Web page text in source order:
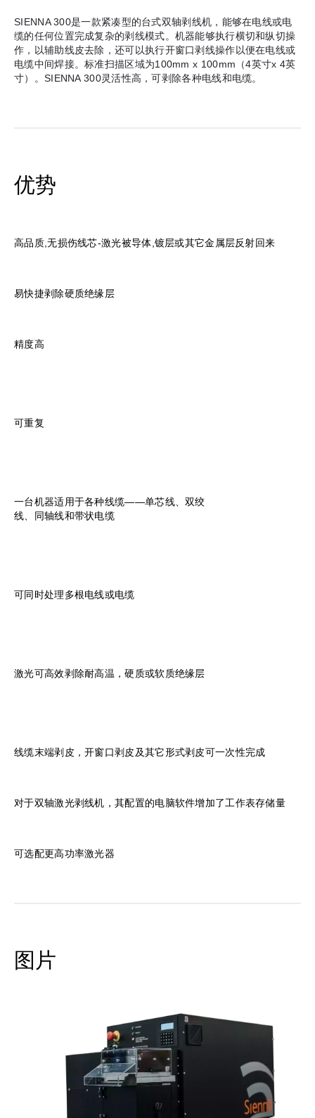
SIENNA 300是一款紧凑型的台式双轴剥线机，能够在电线或电
缆的任何位置完成复杂的剥线模式。机器能够执行横切和纵切操
作，以辅助线皮去除，还可以执行开窗口剥线操作以便在电线或
电缆中间焊接。标准扫描区域为100mm x 100mm（4英寸x 4英
寸）。SIENNA 300灵活性高，可剥除各种电线和电缆。
优势
高品质,无损伤线芯-激光被导体,镀层或其它金属层反射回来
易快捷剥除硬质绝缘层
精度高
可重复
一台机器适用于各种线缆——单芯线、双绞
线、同轴线和带状电缆
可同时处理多根电线或电缆
激光可高效剥除耐高温，硬质或软质绝缘层
线缆末端剥皮，开窗口剥皮及其它形式剥皮可一次性完成
对于双轴激光剥线机，其配置的电脑软件增加了工作表存储量
可选配更高功率激光器
图片